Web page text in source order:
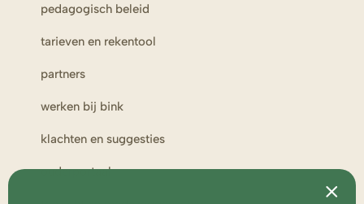
pedagogisch beleid
tarieven en rekentool
partners
werken bij bink
klachten en suggesties
ouderportaal